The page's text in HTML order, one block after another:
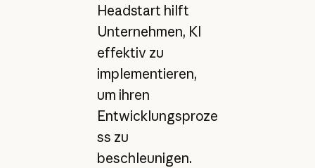
Headstart hilft
Unternehmen, KI
effektiv zu
implementieren,
um ihren
Entwicklungsproze
ss zu
beschleunigen.